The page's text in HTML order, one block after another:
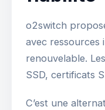
o2switch
avec ressources
renouvelable.
SSD, certificats
C’est une